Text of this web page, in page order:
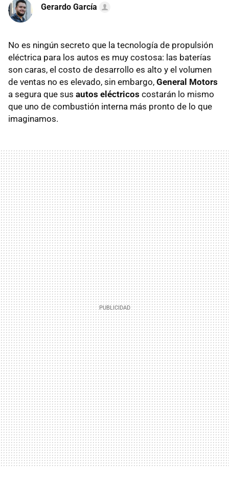
Gerardo García
No es ningún secreto que la tecnología de propulsión
eléctrica para los autos es muy costosa: las baterías
son caras, el costo de desarrollo es alto y el volumen
de ventas no es elevado, sin embargo, General Motors
a segura que sus autos eléctricos costarán lo mismo
que uno de combustión interna más pronto de lo que
imaginamos.